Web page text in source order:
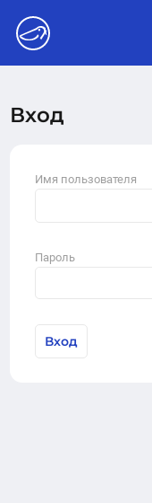
Вход
Имя пользователя
Пароль
Вход